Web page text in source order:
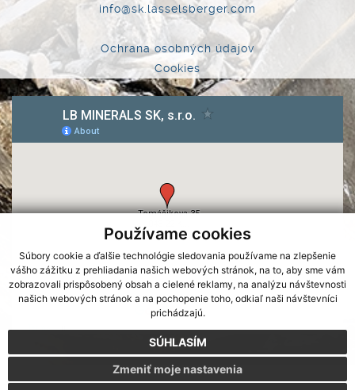
Používame cookies
Súbory cookie a ďalšie technológie sledovania používame na zlepšenie
vášho zážitku z prehliadania našich webových stránok, na to, aby sme vám
zobrazovali prispôsobený obsah a cielené reklamy, na analýzu návštevnosti
našich webových stránok a na pochopenie toho, odkiaľ naši návštevníci
prichádzajú.
SÚHLASÍM
Zmeniť moje nastavenia
info@sk.lasselsberger.com
Ochrana osobných údajov
Cookies